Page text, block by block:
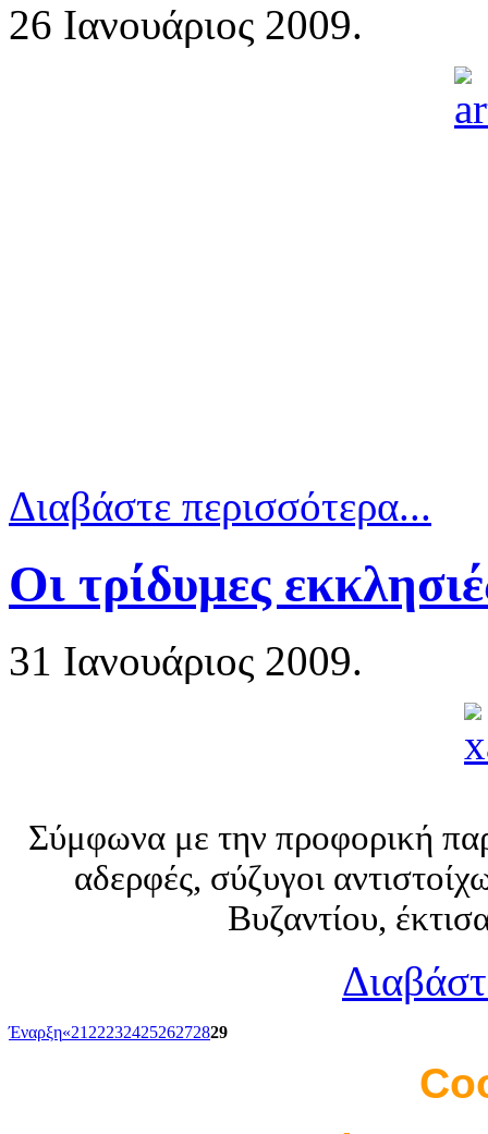
26 Ιανουάριος 2009.
Διαβάστε περισσότερα...
Οι τρίδυμες
31 Ιανουάριος 2009.
Σύμφωνα με την προφορική
αδερφές, σύζυγοι
Βυζαντίου,
Έναρξη«21 2223242526272829